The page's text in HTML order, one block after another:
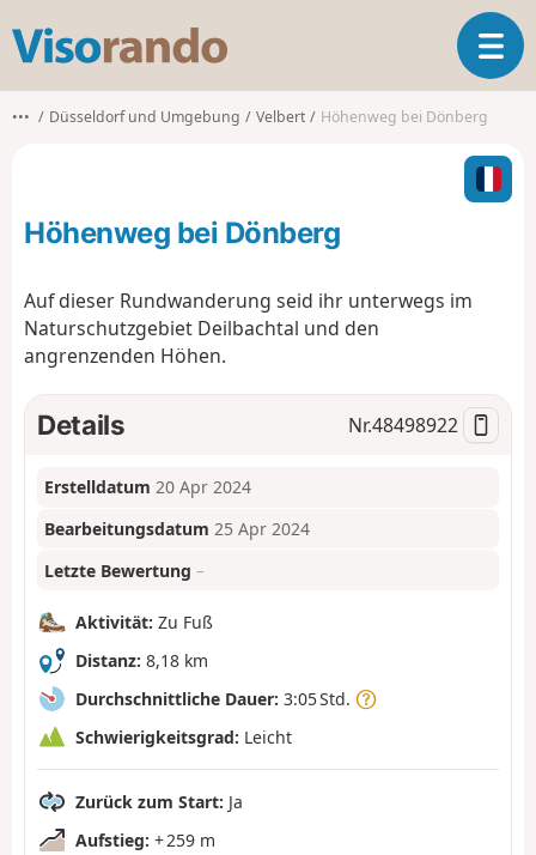
s
o
o
T
o
l
n
o
n
••• Düsseldorf und Umgebung Velbert Höhenweg bei Dönberg
Höhenweg bei Dönberg
Auf dieser Rundwanderung seid ihr unterwegs im
Naturschutzgebiet Deilbachtal und den
angrenzenden Höhen.
Details Nr.48498922
Erstelldatum 20 Apr 2024
Bearbeitungsdatum 25 Apr 2024
Letzte Bewertung –
Aktivität: Zu Fuß
Distanz: 8,18 km
Durchschnittliche Dauer: 3:05 Std.
Schwierigkeitsgrad: Leicht
Zurück zum Start: Ja
Aufstieg: + 259 m